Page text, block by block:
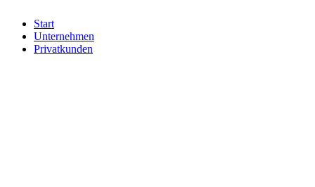
Start
Unternehmen
Privatkunden